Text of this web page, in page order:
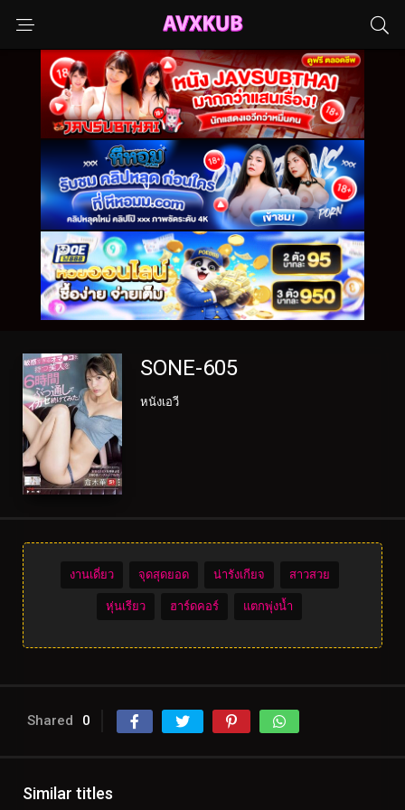
SONE-605
หนังเอวี
งานเดี่ยว จุดสุดยอด น่ารังเกียจ สาวสวย
หุ่นเรียว ฮาร์ดคอร์ แตกพุ่งน้ำ
Shared 0
Similar titles